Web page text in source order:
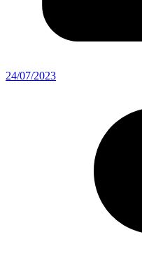
24/07/2023